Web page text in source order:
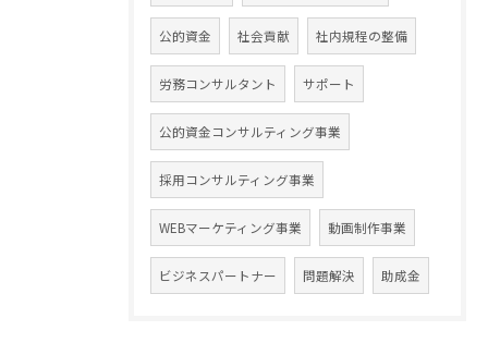
公的資金 社会貢献 社内規程の整備
労務コンサルタント サポート
公的資金コンサルティング事業
採用コンサルティング事業
WEBマーケティング事業 動画制作事業
ビジネスパートナー 問題解決 助成金